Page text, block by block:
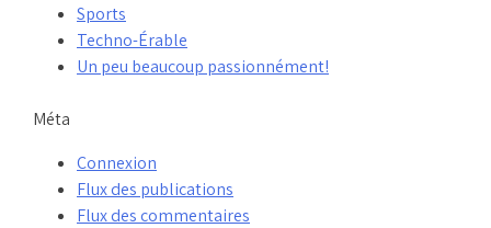
Sports
Techno-Érable
Un peu beaucoup passionnément!
Méta
Connexion
Flux des publications
Flux des commentaires